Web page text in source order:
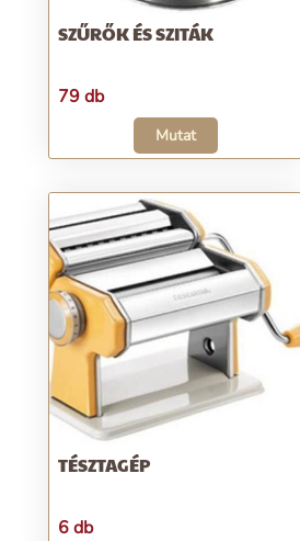
SZŰRŐK ÉS SZITÁK
79 db
Mutat
TÉSZTAGÉP
6 db